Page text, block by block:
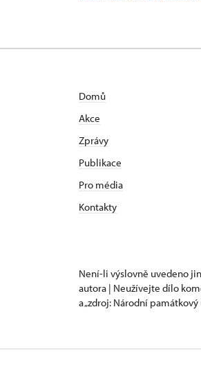
Domů
Akce
Zprávy
Publikace
Pro média
Kontakty
Není-li výslovně uvedeno
autora | Neužívejte dílo
a „zdroj: Národní památkový